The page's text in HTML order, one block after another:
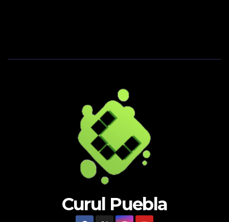
Curul Puebla